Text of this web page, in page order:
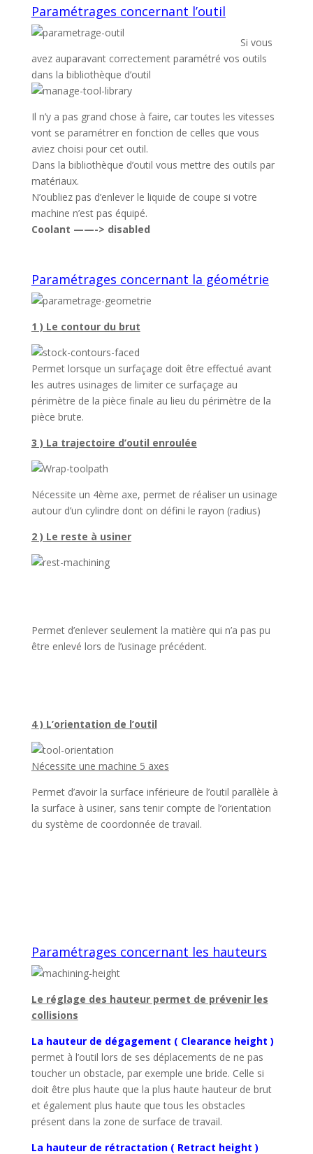
Paramétrages concernant l’outil
Si vous
avez auparavant correctement paramétré vos outils
dans la bibliothèque d’outil
Il n’y a pas grand chose à faire, car toutes les vitesses
vont se paramétrer en fonction de celles que vous
aviez choisi pour cet outil.
Dans la bibliothèque d’outil vous mettre des outils par
matériaux.
N’oubliez pas d’enlever le liquide de coupe si votre
machine n’est pas équipé.
Coolant ——-> disabled
Paramétrages concernant la géométrie
1 ) Le contour du brut
Permet lorsque un surfaçage doit être effectué avant
les autres usinages de limiter ce surfaçage au
périmètre de la pièce finale au lieu du périmètre de la
pièce brute.
3 ) La trajectoire d’outil enroulée
Nécessite un 4ème axe, permet de réaliser un usinage
autour d’un cylindre dont on défini le rayon (radius)
2 ) Le reste à usiner
Permet d’enlever seulement la matière qui n’a pas pu
être enlevé lors de l’usinage précédent.
4 ) L’orientation de l’outil
Nécessite une machine 5 axes
Permet d’avoir la surface inférieure de l’outil parallèle à
la surface à usiner, sans tenir compte de l’orientation
du système de coordonnée de travail.
Paramétrages concernant les hauteurs
Le réglage des hauteur permet de prévenir les
collisions
La hauteur de dégagement ( Clearance height )
permet à l’outil lors de ses déplacements de ne pas
toucher un obstacle, par exemple une bride. Celle si
doit être plus haute que la plus haute hauteur de brut
et également plus haute que tous les obstacles
présent dans la zone de surface de travail.
La hauteur de rétractation ( Retract height )